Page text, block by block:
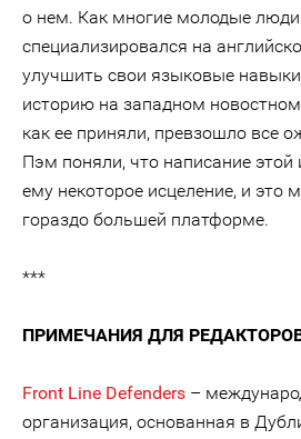
о нем. Как многие молодые люди
специализировался на
улучшить свои языковые
историю на западном новостном
как ее приняли, превзошло все
Пэм поняли, что написание этой
ему некоторое исцеление, и это
гораздо большей платформе.
***
ПРИМЕЧАНИЯ ДЛЯ
Front Line Defenders –
организация, основанная в